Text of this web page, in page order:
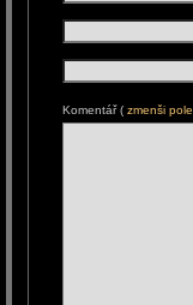
Komentář ( zmenši pole